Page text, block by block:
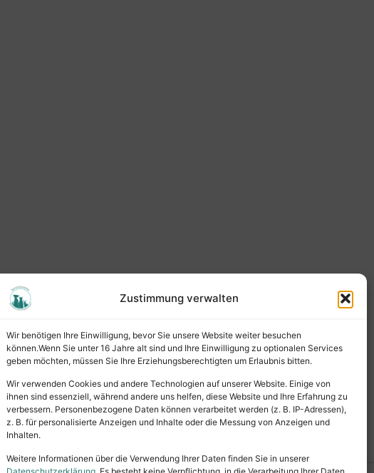
Zustimmung verwalten
Wir benötigen Ihre Einwilligung, bevor Sie unsere Website weiter besuchen
können.Wenn Sie unter 16 Jahre alt sind und Ihre Einwilligung zu optionalen Services
geben möchten, müssen Sie Ihre Erziehungsberechtigten um Erlaubnis bitten.
Wir verwenden Cookies und andere Technologien auf unserer Website. Einige von
ihnen sind essenziell, während andere uns helfen, diese Website und Ihre Erfahrung zu
verbessern. Personenbezogene Daten können verarbeitet werden (z. B. IP-Adressen),
z. B. für personalisierte Anzeigen und Inhalte oder die Messung von Anzeigen und
Inhalten.
Weitere Informationen über die Verwendung Ihrer Daten finden Sie in unserer